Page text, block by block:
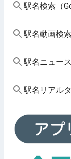
駅名検索（
駅名動画検索
駅名ニュー
駅名リアル